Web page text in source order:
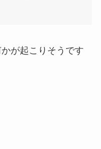
が起こりそうです